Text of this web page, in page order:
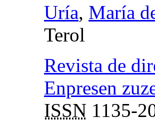
Uría, María
Terol
Revista de
Enpresen
ISSN 1135-